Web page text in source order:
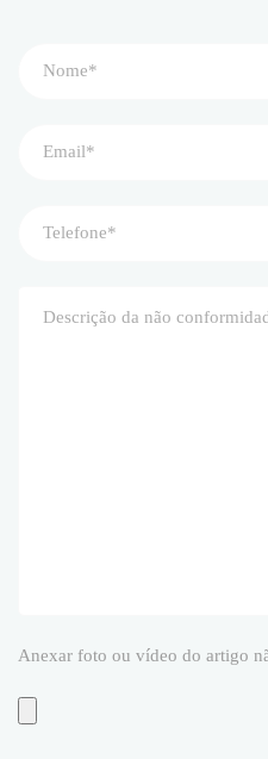
Anexar foto ou vídeo do artigo